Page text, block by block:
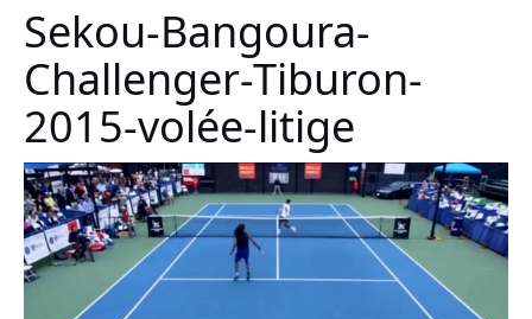
Sekou-Bangoura-
Challenger-Tiburon-
2015-volée-litige